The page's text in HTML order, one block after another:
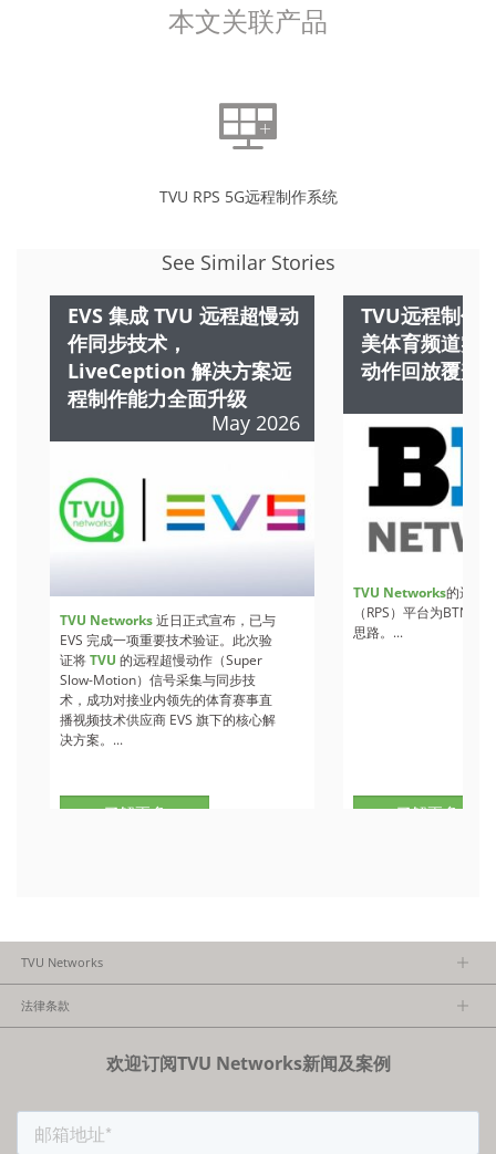
本文关联产品
TVU RPS 5G远程制作系统
See Similar Stories
EVS 集成 TVU 远程超慢动
作同步技术，
LiveCeption 解决方案远
程制作能力全面升级
May 2026
TVU Networks近日正式宣布，已与
EVS 完成一项重要技术验证。此次验
证将TVU 的远程超慢动作（Super
Slow-Motion）信号采集与同步技
术，成功对接业内领先的体育赛事直
播视频技术供应商 EVS 旗下的核心解
决方案。...
了解更多
TVU远程制作
美体育频道实
动作回放覆盖
TVU Networks的远程
（RPS）平台为BTN提
思路。...
了解更多
TVU Networks
法律条款
欢迎订阅TVU Networks新闻及案例